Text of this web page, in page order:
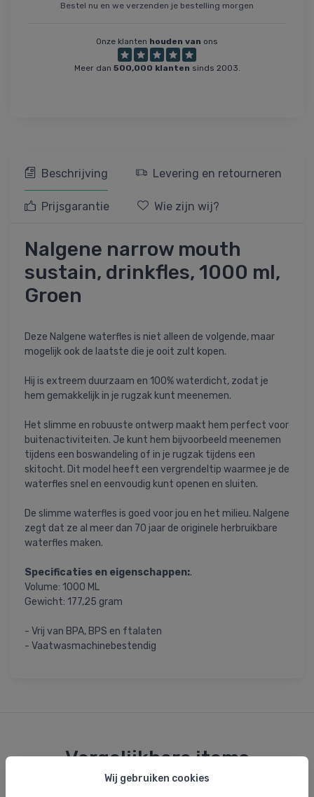
Wij gebruiken cookies
Bestel nu en we verzenden je bestelling morgen
Onze klanten houden van ons
Meer dan 500,000 klanten sinds 2003.
Beschrijving Levering en retourneren
Prijsgarantie Wie zijn wij?
Nalgene narrow mouth
sustain, drinkfles, 1000 ml,
Groen
Deze Nalgene waterfles is niet alleen de volgende, maar
mogelijk ook de laatste die je ooit zult kopen.
Hij is extreem duurzaam en 100% waterdicht, zodat je
hem gemakkelijk in je rugzak kunt meenemen.
Het slimme en robuuste ontwerp maakt hem perfect voor
buitenactiviteiten. Je kunt hem bijvoorbeeld meenemen
tijdens een boswandeling of in je rugzak tijdens een
skitocht. Dit model heeft een vergrendeltip waarmee je de
waterfles snel en eenvoudig kunt openen en sluiten.
De slimme waterfles is goed voor jou en het milieu. Nalgene
zegt dat ze al meer dan 70 jaar de originele herbruikbare
waterfles maken.
Specificaties en eigenschappen:.
Volume: 1000 ML
Gewicht: 177,25 gram
- Vrij van BPA, BPS en ftalaten
- Vaatwasmachinebestendig
Vergelijkbare items